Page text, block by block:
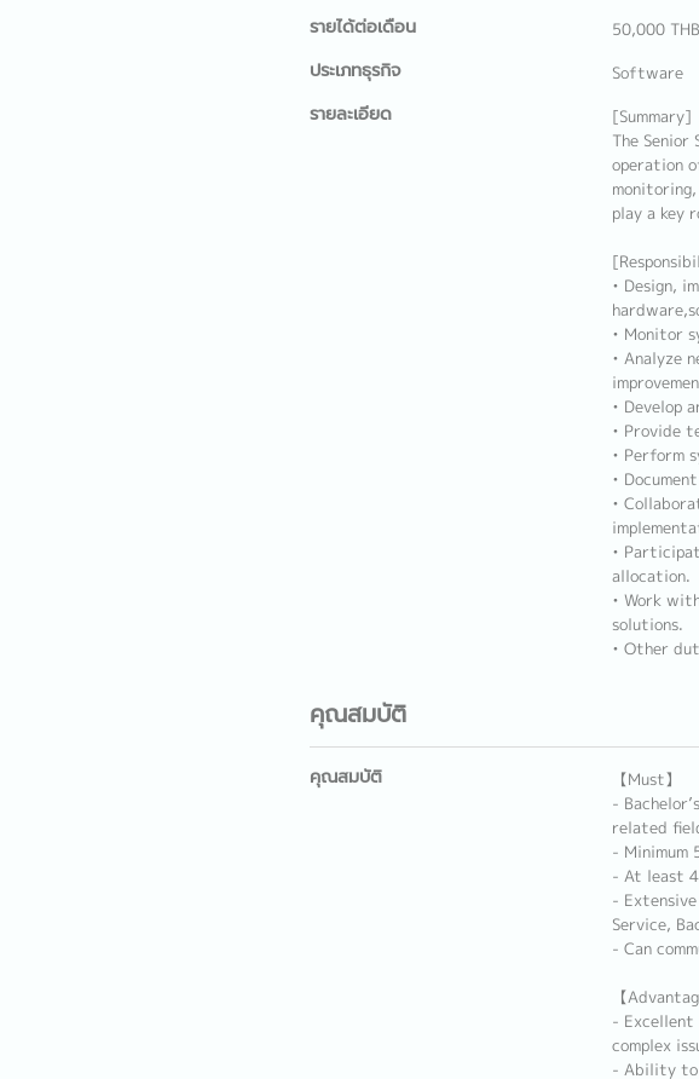
รายได้ต่อเดือน 50,000
ประเภทธุรกิจ Software
รายละเอียด
[Summary]
The
operation
play a key
• Design,
• Monitor
• Analyze
• Develop
• Provide
• Perform
•
•
•
allocation.
• Work
solutions.
• Other
คุณสมบัติ
คุณสมบัติ
【Must】
-
related
- Minimum
- At least 4
-
Service,
- Can
【
- Excellent
complex
- Ability to